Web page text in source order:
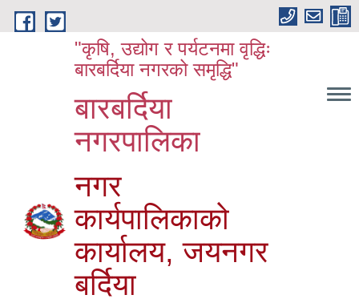
Skip to main content
"कृषि, उद्योग र पर्यटनमा वृद्धिः
बारबर्दिया नगरको समृद्धि"
बारबर्दिया
नगरपालिका
नगर
कार्यपालिकाको
कार्यालय, जयनगर
बर्दिया